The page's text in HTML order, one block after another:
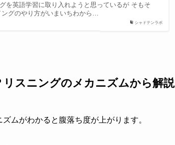
シャドテンラボ
を英語学習に取り入れようと思っているが そもそ
グのやり方がいまいちわから…
スニングのメカニズムから解説
ムがわかると腹落ち度が上がります。